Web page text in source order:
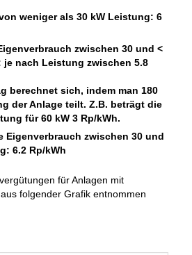
weniger als 30 kW Leistung: 6
zwischen 30 und <
je nach Leistung zwischen 5.8
berechnet sich, indem man 180
der Anlage teilt. Z.B. beträgt die
für 60 kW 3 Rp/kWh.
Eigenverbrauch zwischen 30 und
6.2 Rp/kWh
für Anlagen mit
folgender Grafik entnommen